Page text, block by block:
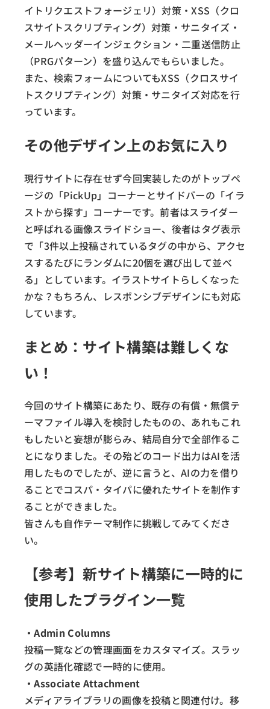
イトリクエストフォージェリ）対策・XSS（クロ
スサイトスクリプティング）対策・サニタイズ・
メールヘッダーインジェクション・二重送信防止
（PRGパターン）を盛り込んでもらいました。
また、検索フォームについてもXSS（クロスサイ
トスクリプティング）対策・サニタイズ対応を行
っています。
その他デザイン上のお気に入り
現行サイトに存在せず今回実装したのがトップペ
ージの「PickUp」コーナーとサイドバーの「イラ
ストから探す」コーナーです。前者はスライダー
と呼ばれる画像スライドショー、後者はタグ表示
で「3件以上投稿されているタグの中から、アクセ
スするたびにランダムに20個を選び出して並べ
る」としています。イラストサイトらしくなった
かな？もちろん、レスポンシブデザインにも対応
しています。
まとめ：サイト構築は難しくな
い！
今回のサイト構築にあたり、既存の有償・無償テ
ーマファイル導入を検討したものの、あれもこれ
もしたいと妄想が膨らみ、結局自分で全部作るこ
とになりました。その殆どのコード出力はAIを活
用したものでしたが、逆に言うと、AIの力を借り
ることでコスパ・タイパに優れたサイトを制作す
ることができました。
皆さんも自作テーマ制作に挑戦してみてくださ
い。
【参考】新サイト構築に一時的に
使用したプラグイン一覧
・Admin Columns
投稿一覧などの管理画面をカスタマイズ。スラッ
グの英語化確認で一時的に使用。
・Associate Attachment
メディアライブラリの画像を投稿と関連付け。移